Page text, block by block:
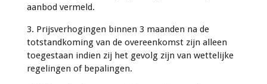
aanbod vermeld.
3. Prijsverhogingen binnen 3 maanden na de
totstandkoming van de overeenkomst zijn alleen
toegestaan indien zij het gevolg zijn van wettelijke
regelingen of bepalingen.